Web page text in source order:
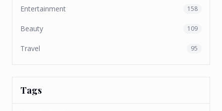
Entertainment 158
Beauty 109
Travel 95
Tags